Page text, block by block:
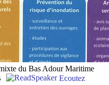
du Bas Adour Maritime
Ecoutez